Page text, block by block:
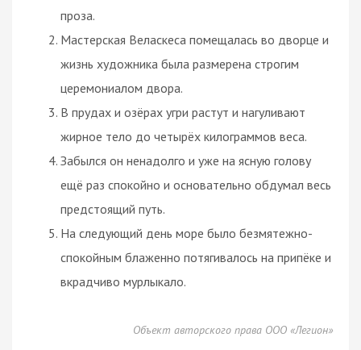
проза.
Мастерская Веласкеса помещалась во дворце и
жизнь художника была размерена строгим
церемониалом двора.
В прудах и озёрах угри растут и нагуливают
жирное тело до четырёх килограммов веса.
Забылся он ненадолго и уже на ясную голову
ещё раз спокойно и основательно обдумал весь
предстоящий путь.
На следующий день море было безмятежно-
спокойным блаженно потягивалось на припёке и
вкрадчиво мурлыкало.
Объект авторского права ООО «Легион»